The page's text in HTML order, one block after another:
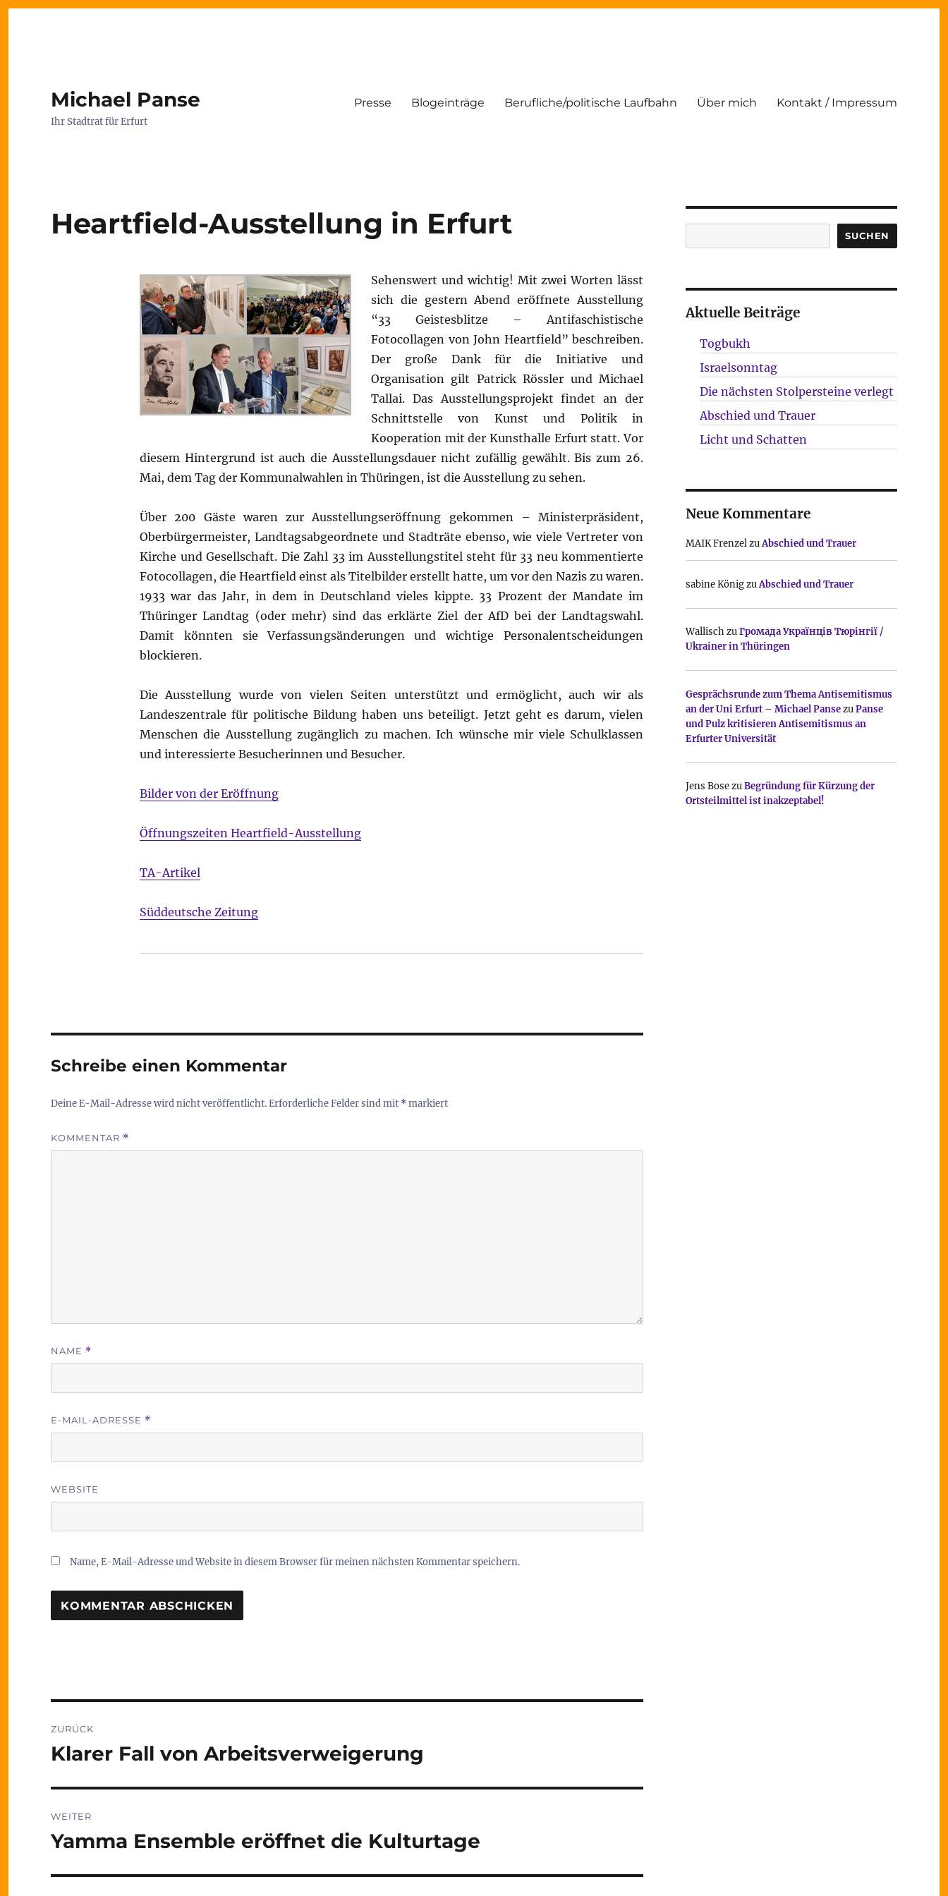
Michael Panse
Ihr Stadtrat für Erfurt
Presse Blogeinträge Berufliche/politische Laufbahn Über mich Kontakt / Impressum
Heartfield-Ausstellung in Erfurt
Sehenswert und wichtig! Mit zwei Worten lässt
sich die gestern Abend eröffnete Ausstellung
“33 Geistesblitze – Antifaschistische
Fotocollagen von John Heartfield” beschreiben.
Der große Dank für die Initiative und
Organisation gilt Patrick Rössler und Michael
Tallai. Das Ausstellungsprojekt findet an der
Schnittstelle von Kunst und Politik in
Kooperation mit der Kunsthalle Erfurt statt. Vor
diesem Hintergrund ist auch die Ausstellungsdauer nicht zufällig gewählt. Bis zum 26.
Mai, dem Tag der Kommunalwahlen in Thüringen, ist die Ausstellung zu sehen.
Über 200 Gäste waren zur Ausstellungseröffnung gekommen – Ministerpräsident,
Oberbürgermeister, Landtagsabgeordnete und Stadträte ebenso, wie viele Vertreter von
Kirche und Gesellschaft. Die Zahl 33 im Ausstellungstitel steht für 33 neu kommentierte
Fotocollagen, die Heartfield einst als Titelbilder erstellt hatte, um vor den Nazis zu waren.
1933 war das Jahr, in dem in Deutschland vieles kippte. 33 Prozent der Mandate im
Thüringer Landtag (oder mehr) sind das erklärte Ziel der AfD bei der Landtagswahl.
Damit könnten sie Verfassungsänderungen und wichtige Personalentscheidungen
blockieren.
Die Ausstellung wurde von vielen Seiten unterstützt und ermöglicht, auch wir als
Landeszentrale für politische Bildung haben uns beteiligt. Jetzt geht es darum, vielen
Menschen die Ausstellung zugänglich zu machen. Ich wünsche mir viele Schulklassen
und interessierte Besucherinnen und Besucher.
Bilder von der Eröffnung
Öffnungszeiten Heartfield-Ausstellung
TA-Artikel
Süddeutsche Zeitung
Schreibe einen Kommentar
Deine E-Mail-Adresse wird nicht veröffentlicht.Erforderliche Felder sind mit *markiert
KOMMENTAR *
NAME *
E-MAIL-ADRESSE *
WEBSITE
Name, E-Mail-Adresse und Website in diesem Browser für meinen nächsten Kommentar speichern.
ZURÜCK
Vorheriger
Klarer Fall von Arbeitsverweigerung
WEITER
Nächster
Yamma Ensemble eröffnet die Kulturtage
SUCHEN
Aktuelle Beiträge
Togbukh
Israelsonntag
Die nächsten Stolpersteine verlegt
Abschied und Trauer
Licht und Schatten
Neue Kommentare
MAIK FrenzelzuAbschied und Trauer
sabine KönigzuAbschied und Trauer
WallischzuГромада Українців Тюрінгії /
Ukrainer in Thüringen
Gesprächsrunde zum Thema Antisemitismus
an der Uni Erfurt – Michael PansezuPanse
und Pulz kritisieren Antisemitismus an
Erfurter Universität
Jens BosezuBegründung für Kürzung der
Ortsteilmittel ist inakzeptabel!